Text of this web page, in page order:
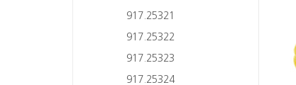
917.25321
917.25322
917.25323
917.25324